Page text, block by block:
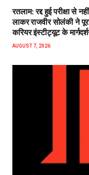
रतलाम: रद्द हुई परीक्षा
लाकर राजवीर सोलंकी ने
करियर इंस्टीट्यूट के
AUGUST 7, 2026